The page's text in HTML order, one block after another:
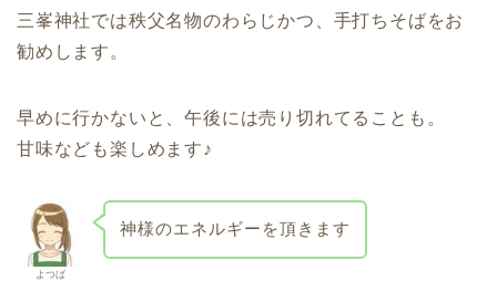
三峯神社では秩父名物のわらじかつ、手打ちそばをお
勧めします。
早めに行かないと、午後には売り切れてることも。
甘味なども楽しめます♪
よつば
神様のエネルギーを頂きます